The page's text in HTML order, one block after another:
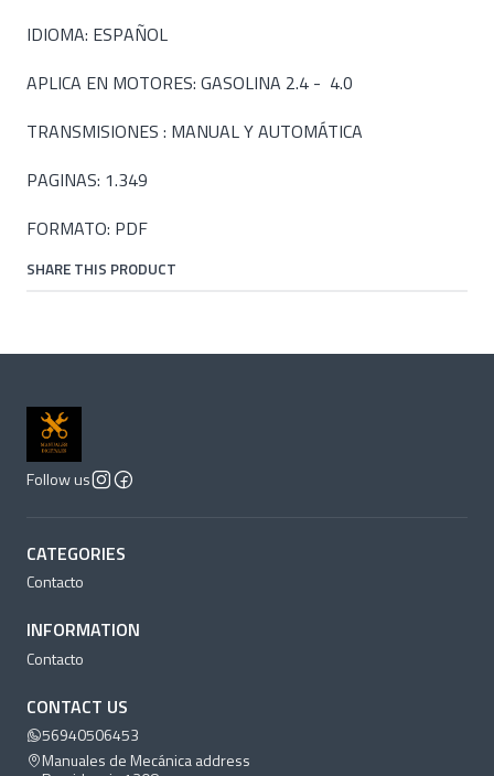
IDIOMA: ESPAÑOL
APLICA EN MOTORES: GASOLINA 2.4 - 4.0
TRANSMISIONES : MANUAL Y AUTOMÁTICA
PAGINAS: 1.349
FORMATO: PDF
SHARE THIS PRODUCT
Follow us
CATEGORIES
Contacto
INFORMATION
Contacto
CONTACT US
56940506453
Manuales de Mecánica address